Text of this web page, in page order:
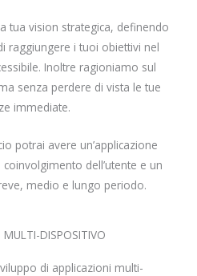
tua vision strategica, definendo
raggiungere i tuoi obiettivi nel
Inoltre ragioniamo sul
senza perdere di vista le tue
immediate.
potrai avere un’applicazione
dell’utente e un
medio e lungo periodo.
DISPOSITIVO
di applicazioni multi-